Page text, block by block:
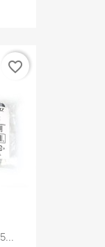
favorite_border